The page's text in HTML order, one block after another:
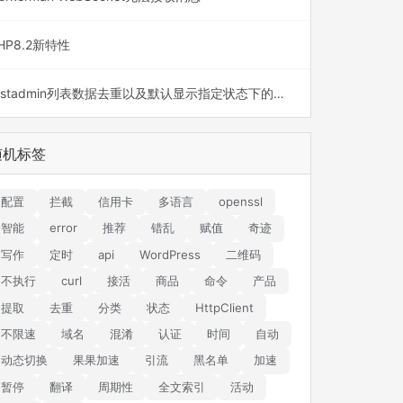
新特性
fastadmin列表数据去重以及默认显示指定状态下的数据
标签
配置 拦截 信用卡 多语言
openssl
智能
error 推荐 错乱 赋值
奇迹
写作
定时 api WordPress
二维码
不执行
curl 接活 商品 命令
产品
提取
去重 分类 状态
HttpClient
不限速
域名 混淆 认证 时间
自动
动态切换
果果加速 引流 黑名单
加速
暂停
翻译 周期性 全文索引 活动